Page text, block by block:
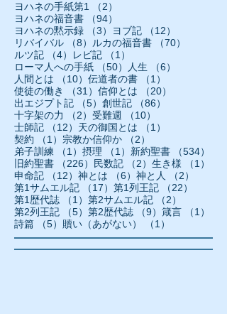
ヨハネの手紙第1
（2）
ヨハネの福音書
（94）
ヨハネの黙示録
（3） 3件の記事
ヨブ記 （12）
リバイバル
（8） 8件の記事
ルカの福音書 （70）
ルツ記
（4） 4件の記事
レビ記 （1）
ローマ人への手紙
（50） 50件の記事
人生 （6）
人間とは
（10） 10件の記事
伝道者の書 （1）
使徒の働き
（31） 31件の記事
信仰とは （20）
出エジプト記
（5） 5件の記事
創世記 （86）
十字架の力
（2） 2件の記事
受難週 （10）
士師記
（12） 12件の記事
天の御国とは （1）
契約
（1） 1件の記事
宗教か信仰か （2）
弟子訓練
（1） 1件の記事
摂理 （1） 1件の記事
新約聖書 （534）
旧約聖書
（226） 226件の記事
民数記 （2） 2件の記事
生き様 （1）
申命記
（12） 12件の記事
神とは （6） 6件の記事
神と人 （2）
第1サムエル記
（17） 17件の記事
第1列王記 （22）
第1歴代誌
（1） 1件の記事
第2サムエル記 （2）
第2列王記
（5） 5件の記事
第2歴代誌 （9） 9件の記事
箴言 （1）
詩篇
（5） 5件の記事
贖い（あがない） （1）